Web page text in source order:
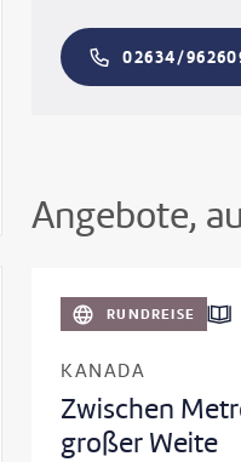
02634/
Angebote,
RUNDREISE
KANADA
Zwischen
großer Weite